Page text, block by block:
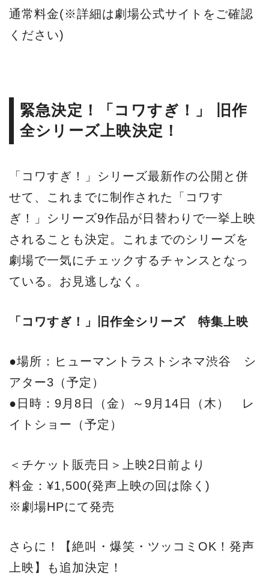
通常料金(※詳細は劇場公式サイトをご確認
ください)
緊急決定！「コワすぎ！」 旧作
全シリーズ上映決定！
「コワすぎ！」シリーズ最新作の公開と併
せて、これまでに制作された「コワす
ぎ！」シリーズ9作品が日替わりで一挙上映
されることも決定。これまでのシリーズを
劇場で一気にチェックするチャンスとなっ
ている。お見逃しなく。
「コワすぎ！」旧作全シリーズ 特集上映
●場所：ヒューマントラストシネマ渋谷 シ
アター3（予定）
●日時：9月8日（金）～9月14日（木） レ
イトショー（予定）
＜チケット販売日＞上映2日前より
料金：¥1,500(発声上映の回は除く)
※劇場HPにて発売
さらに！【絶叫・爆笑・ツッコミOK！発声
上映】も追加決定！